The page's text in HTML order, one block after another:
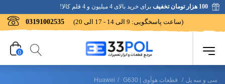
100 هزار تومان تخفیف برای خرید بالای 4 میلیون و 4 قلم کالا!
03191002535 (ساعت پاسخگویی: 9 الی 14 - 17 الی 20)
0
سی و سه پل / قطعات هوآوی | Huawei / G630